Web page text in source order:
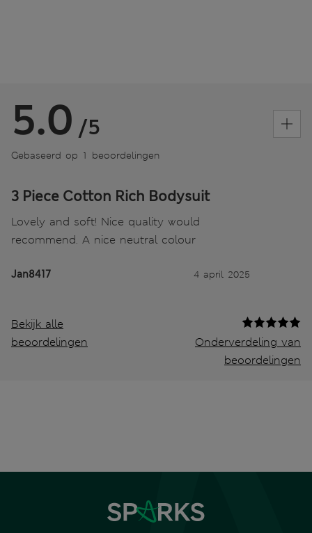
5.0 /5
Gebaseerd op 1 beoordelingen
3 Piece Cotton Rich Bodysuit
Lovely and soft! Nice quality would
recommend. A nice neutral colour
Jan8417 4 april 2025
Bekijk alle
beoordelingen
Onderverdeling van
beoordelingen